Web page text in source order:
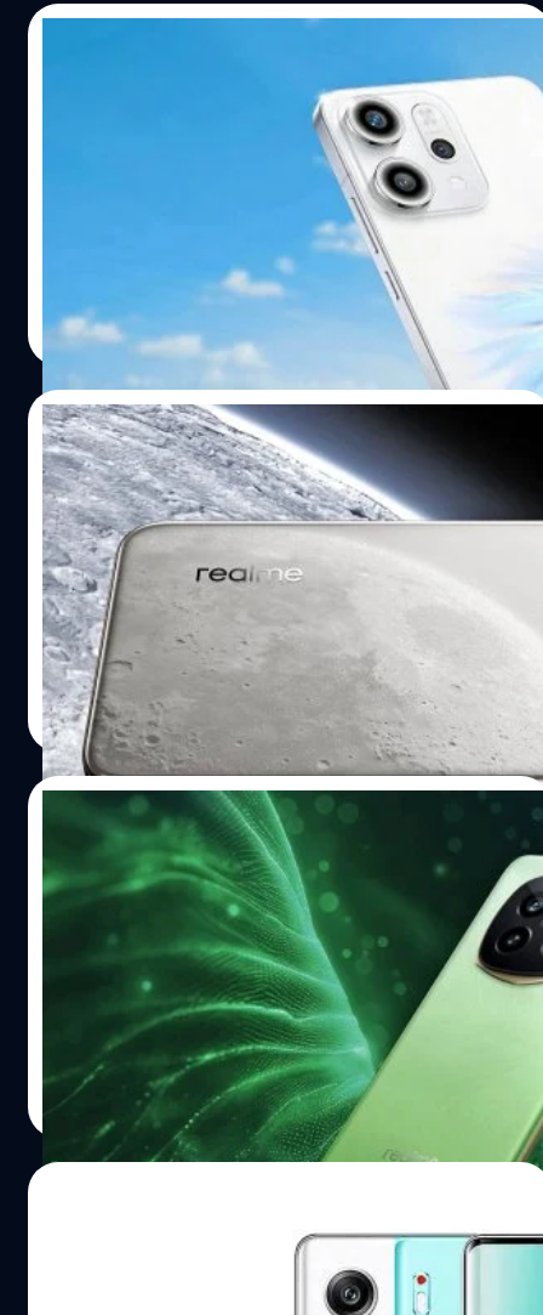
OPPO เปิดตัว Reno14 Pro : กล้อง 50 ล้าน
พิกเซล 4 ตัว, ไลฟ์สดได้ต่อเนื่อง 5 ชั่วโมง
OPPO ได้เปิดตัวสมาร์ตโฟนระดับกลางเน้นความทนทานรุ่น
ล่าสุด นั่นคือ Reno 14 และ Reno 14 Pro ขุมพลังฃิป
ปรีดี ฤกษ์วลีกุล | 451 days ago
Read More
19/03/2025
realme เปิดตัว P3 Ultra: ขุมพลัง Dimensity
8350 Ultra, ดีไซน์คล้ายผิวดวงจันทร์
realme ได้เปิดตัว P3 Ultra ซึ่งเป็นสมาร์ตโฟนพรีเมียมระดับ
Ultra รุ่นแรกของแบรนด์ ขุมพลัง MediaTek Dimensity 8350
เวอร์ชัน Ultra
ปรีดี ฤกษ์วลีกุล | 509 days ago
Read More
10/03/2025
Realme ยืนยัน! เปิดตัวรุ่นพรีเมียม P3 5G และ
P3 Ultra ในวันที่ 19 มี.ค. นี้
realme ได้ยืนยันว่าจะเปิดตัวสมาร์ตโฟนพรีเมียมระดับ Ultra
รุ่นแรกของแบรนด์ นั่นคือ realme P3 Ultra ในวันที่ 19 มีนาคม
ปรีดี ฤกษ์วลีกุล | 518 days ago
Read More
Tecno ลุย MWC 2025 : เปิดตัว Camon 40
ทั้ง 4 รุ่น ในดีไซน์พรีเมียม และกล้องหลัก 50